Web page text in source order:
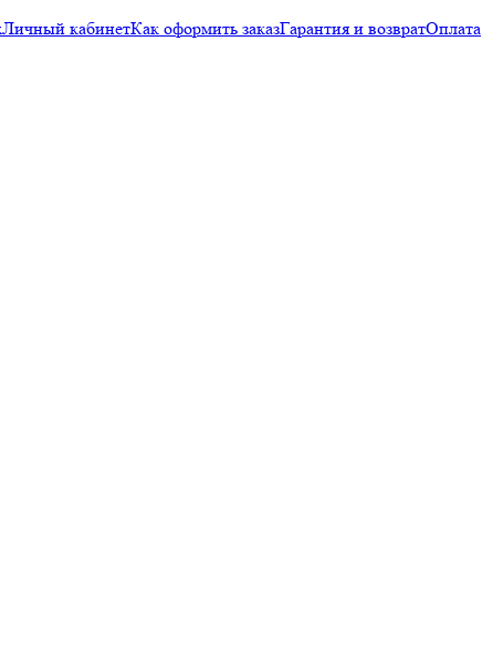
Личный кабинетКак оформить заказГарантия и возвратОплата